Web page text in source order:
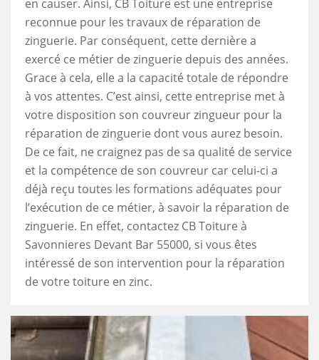
en causer. Ainsi, CB Toiture est une entreprise
reconnue pour les travaux de réparation de
zinguerie. Par conséquent, cette dernière a
exercé ce métier de zinguerie depuis des années.
Grace à cela, elle a la capacité totale de répondre
à vos attentes. C’est ainsi, cette entreprise met à
votre disposition son couvreur zingueur pour la
réparation de zinguerie dont vous aurez besoin.
De ce fait, ne craignez pas de sa qualité de service
et la compétence de son couvreur car celui-ci a
déjà reçu toutes les formations adéquates pour
l’exécution de ce métier, à savoir la réparation de
zinguerie. En effet, contactez CB Toiture à
Savonnieres Devant Bar 55000, si vous êtes
intéressé de son intervention pour la réparation
de votre toiture en zinc.